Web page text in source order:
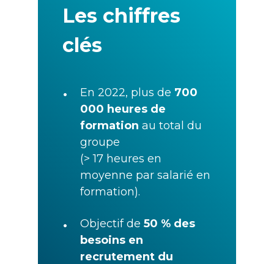
Les chiffres
clés
• En 2022, plus de 700
000 heures de
formation au total du
groupe
(> 17 heures en
moyenne par salarié en
formation).
• Objectif de 50 % des
besoins en
recrutement du